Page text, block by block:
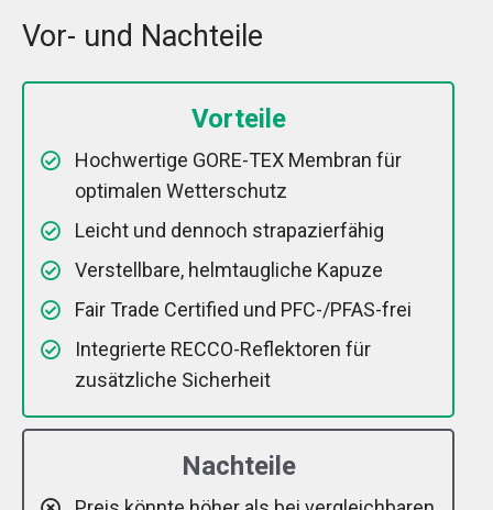
Vor- und Nachteile
Vorteile
Hochwertige GORE-TEX Membran für
optimalen Wetterschutz
Leicht und dennoch strapazierfähig
Verstellbare, helmtaugliche Kapuze
Fair Trade Certified und PFC-/PFAS-frei
Integrierte RECCO-Reflektoren für
zusätzliche Sicherheit
Nachteile